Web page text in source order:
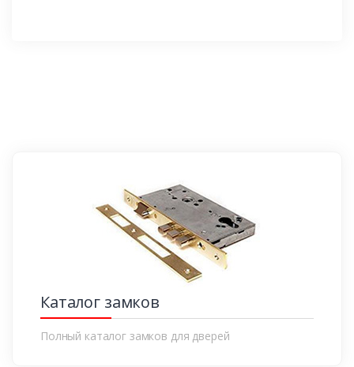
Каталог замков
Полный каталог замков для дверей